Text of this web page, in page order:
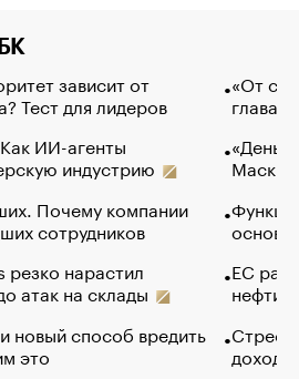
зависит от
Тест для лидеров
ИИ-агенты
индустрию
Почему компании
сотрудников
резко нарастил
атак на склады
новый способ вредить
это
«От
глава
Маск в
основ
ЕС
нефти